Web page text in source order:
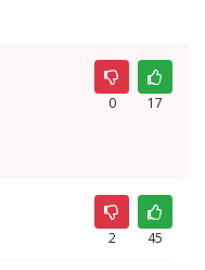
0 17
2 45